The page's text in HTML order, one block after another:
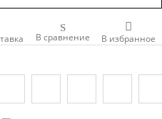
В сравнение